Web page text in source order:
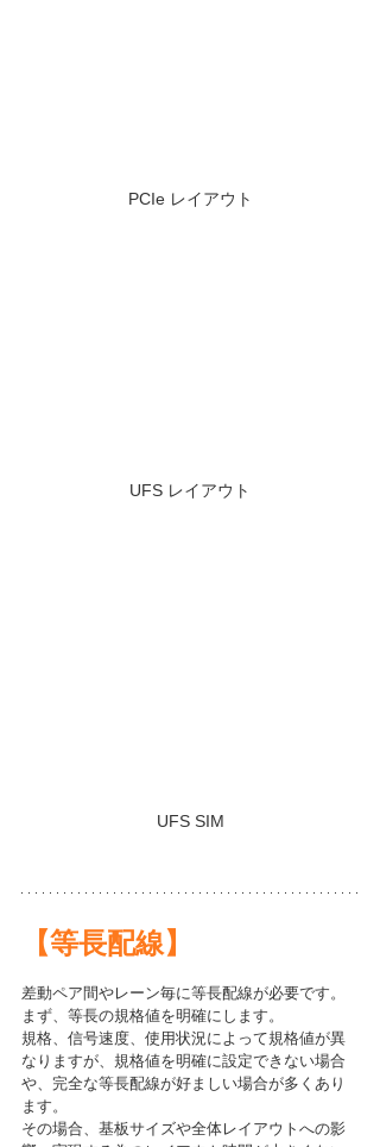
PCIe レイアウト
UFS レイアウト
UFS SIM
【等長配線】
差動ペア間やレーン毎に等長配線が必要です。
まず、等長の規格値を明確にします。
規格、信号速度、使用状況によって規格値が異
なりますが、規格値を明確に設定できない場合
や、完全な等長配線が好ましい場合が多くあり
ます。
その場合、基板サイズや全体レイアウトへの影